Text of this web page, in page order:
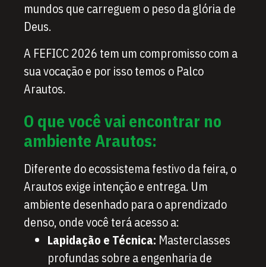
mundos que carreguem o peso da glória de
Deus.
A FEFICC 2026 tem um compromisso com a
sua vocação e por isso temos o Palco
Arautos.
O que você vai encontrar no
ambiente Arautos:
Diferente do ecossistema festivo da feira, o
Arautos exige intenção e entrega. Um
ambiente desenhado para o aprendizado
denso, onde você terá acesso a:
Lapidação e Técnica: Masterclasses
profundas sobre a engenharia de